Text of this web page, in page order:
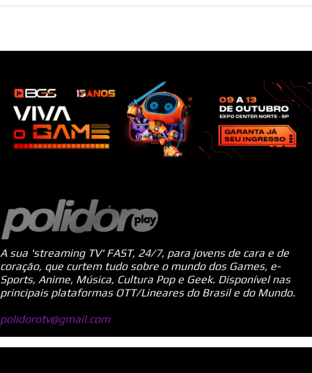
A sua 'streaming TV' FAST, 24/7, para jovens de cara e de
coração, que curtem tudo sobre o mundo dos Games, e-
Sports, Anime, Música, Cultura Pop e Geek. Disponível nas
principais plataformas OTT/Lineares do Brasil e do Mundo.
polidorotv@gmail.com